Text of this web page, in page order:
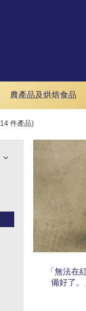
農產品及烘焙食品
件產品)
「無法
備好了。